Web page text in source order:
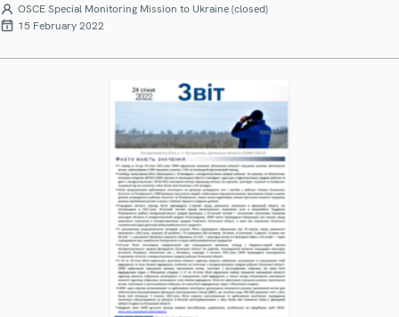
OSCE Special Monitoring Mission to Ukraine (closed)
15 February 2022